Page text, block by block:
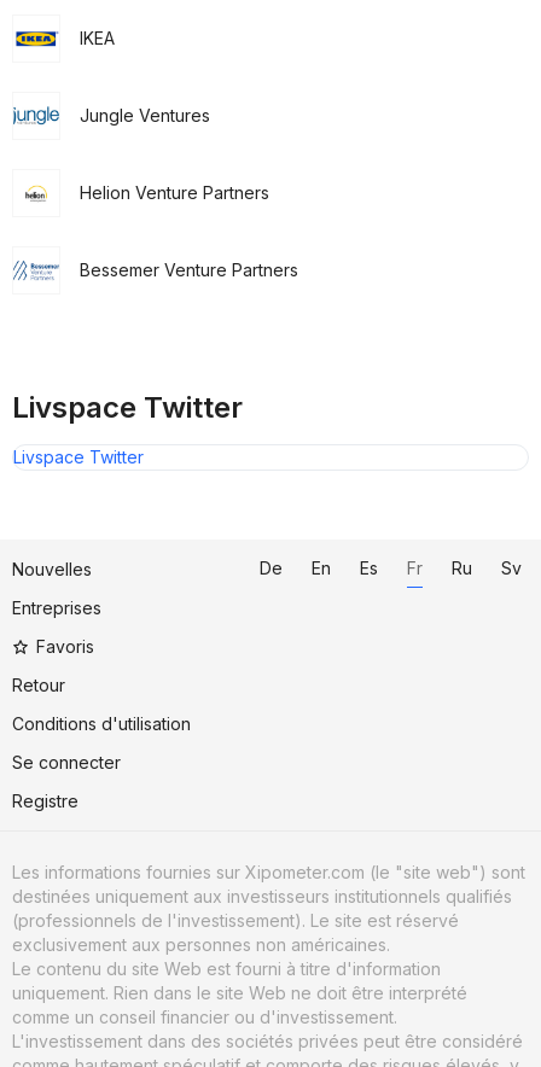
IKEA
Jungle Ventures
Helion Venture Partners
Bessemer Venture Partners
Livspace Twitter
Livspace Twitter
Nouvelles
Entreprises
Favoris
Retour
Conditions d'utilisation
Se connecter
Registre
De En Es Fr Ru Sv
Les informations fournies sur Xipometer.com (le "site web") sont
destinées uniquement aux investisseurs institutionnels qualifiés
(professionnels de l'investissement). Le site est réservé
exclusivement aux personnes non américaines.
Le contenu du site Web est fourni à titre d'information
uniquement. Rien dans le site Web ne doit être interprété
comme un conseil financier ou d'investissement.
L'investissement dans des sociétés privées peut être considéré